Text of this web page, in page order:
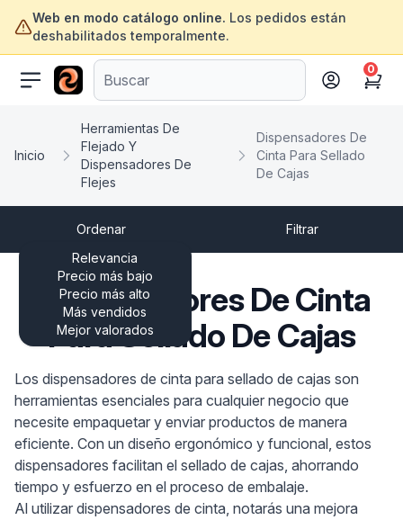
Web en modo catálogo online. Los pedidos están
deshabilitados temporalmente.
ofertasinformatica.com
Cart
0
Inicio
Herramientas De
Flejado Y
Dispensadores De
Flejes
Dispensadores De
Cinta Para Sellado
De Cajas
Ordenar
Relevancia
Precio más bajo
Precio más alto
Más vendidos
Mejor valorados
Filtrar
Dispensadores De Cinta
Para Sellado De Cajas
Los dispensadores de cinta para sellado de cajas son
herramientas esenciales para cualquier negocio que
necesite empaquetar y enviar productos de manera
eficiente. Con un diseño ergonómico y funcional, estos
dispensadores facilitan el sellado de cajas, ahorrando
tiempo y esfuerzo en el proceso de embalaje.
Al utilizar dispensadores de cinta, notarás una mejora